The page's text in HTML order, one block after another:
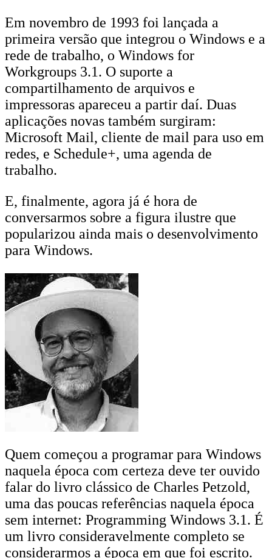
Em novembro de 1993 foi lançada a
primeira versão que integrou o Windows e a
rede de trabalho, o Windows for
Workgroups 3.1. O suporte a
compartilhamento de arquivos e
impressoras apareceu a partir daí. Duas
aplicações novas também surgiram:
Microsoft Mail, cliente de mail para uso em
redes, e Schedule+, uma agenda de
trabalho.
E, finalmente, agora já é hora de
conversarmos sobre a figura ilustre que
popularizou ainda mais o desenvolvimento
para Windows.
Quem começou a programar para Windows
naquela época com certeza deve ter ouvido
falar do livro clássico de Charles Petzold,
uma das poucas referências naquela época
sem internet: Programming Windows 3.1. É
um livro consideravelmente completo se
considerarmos a época em que foi escrito.